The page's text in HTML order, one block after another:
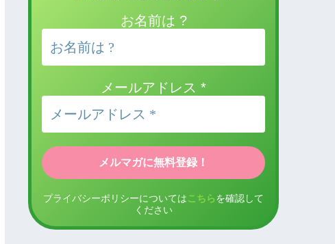
お名前は ?
メールアドレス*
プライバシーポリシーについては こちら を確認して
ください